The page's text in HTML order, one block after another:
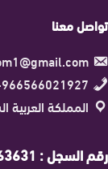
تواصل معنا
966566021927+
المملكة
رقم السجل : 1010863631